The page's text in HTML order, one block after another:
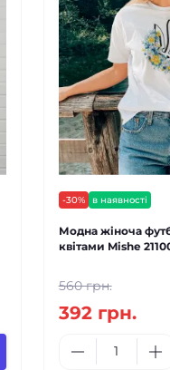
-30% в наявності
Модна жіноча
квітами Mishe
560 грн.
392 грн.